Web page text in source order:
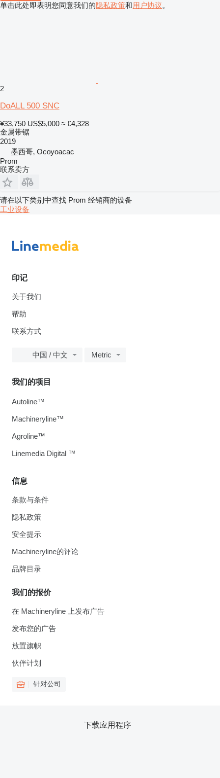
单击此处即表明您同意我们的隐私政策和用户协议。
2
DoALL 500 SNC
¥33,750 US$5,000 ≈ €4,328
金属带锯
2019
墨西哥, Ocoyoacac
Prom
联系卖方
请在以下类别中查找 Prom 经销商的设备
工业设备
印记
关于我们
帮助
联系方式
中国 / 中文 Metric
信息
条款与条件
隐私政策
安全提示
Machineryline的评论
品牌目录
我们的报价
在 Machineryline 上发布广告
发布您的广告
放置旗帜
伙伴计划
针对公司
我们的项目
Autoline™
Machineryline™
Agroline™
Linemedia Digital ™
下载应用程序